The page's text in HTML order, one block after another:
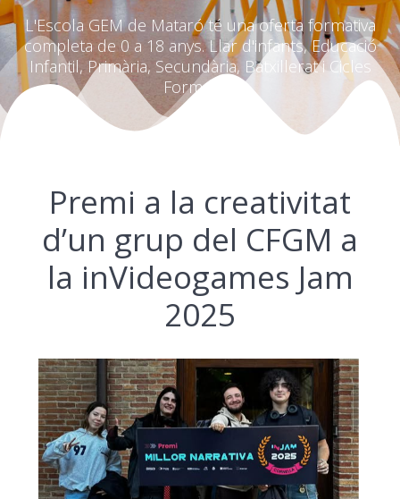
L'Escola GEM de Mataró té una oferta formativa
completa de 0 a 18 anys. Llar d'infants, Educació
Infantil, Primària, Secundària, Batxillerat i Cicles
Formatius
Premi a la creativitat
d’un grup del CFGM a
la inVideogames Jam
2025